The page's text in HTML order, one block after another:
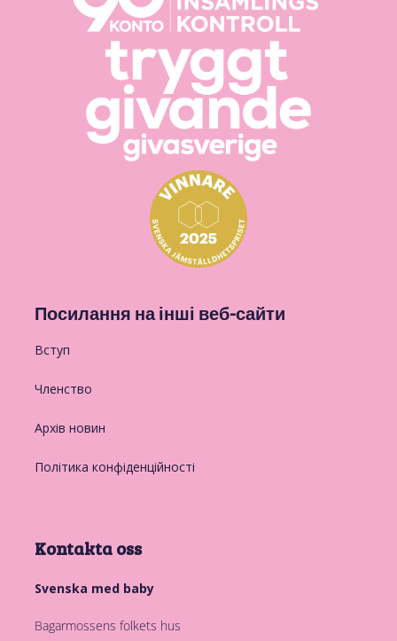
Посилання на інші веб-сайти
Вступ
Членство
Архів новин
Політика конфіденційності
Kontakta oss
Svenska med baby
Bagarmossens folkets hus